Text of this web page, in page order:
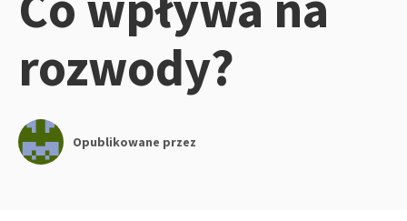
rozwody?
Opublikowane przez